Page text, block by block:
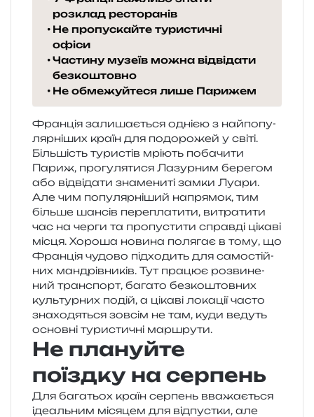
розклад ресторанів
Не пропускайте туристичні
офіси
Частину музеїв можна відвідати
безкоштовно
Не обмежуйтеся лише Парижем
Франція зали­ша­є­ться одні­єю з най­по­пу­
ляр­ні­ших країн для подо­ро­жей у світі.
Більшість тури­стів мрі­ють поба­чи­ти
Париж, про­гу­ля­ти­ся Лазурним бере­гом
або від­ві­да­ти зна­ме­ни­ті замки Луари.
Але чим попу­ляр­ні­ший напря­мок, тим
біль­ше шан­сів пере­пла­ти­ти, витра­ти­ти
час на черги та пропу­сти­ти справ­ді ціка­ві
місця. Хороша нови­на поля­гає в тому, що
Франція чудо­во під­хо­дить для само­стій­
них ман­дрів­ни­ків. Тут пра­цює роз­ви­не­
ний транс­порт, бага­то без­ко­штов­них
куль­тур­них подій, а ціка­ві лока­ції часто
зна­хо­дя­ться зов­сім не там, куди ведуть
основ­ні тури­сти­чні маршрути.
Не плануйте
поїздку на серпень
Для бага­тьох країн сер­пень вва­жа­є­ться
іде­аль­ним міся­цем для від­пус­тки, але